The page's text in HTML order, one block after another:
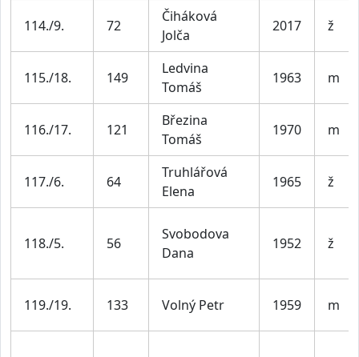
114./9. 72
Čiháková
Jolča
2017 ž
115./18. 149
Ledvina
Tomáš
1963 m
116./17. 121
Březina
Tomáš
1970 m
117./6. 64
Truhlářová
Elena
1965 ž
118./5. 56
Svobodova
Dana
1952 ž
119./19. 133 Volný Petr 1959 m